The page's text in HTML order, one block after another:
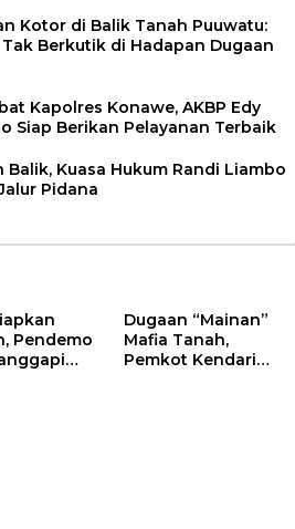
Kotor di Balik Tanah Puuwatu:
Tak Berkutik di Hadapan Dugaan
Kapolres Konawe, AKBP Edy
Siap Berikan Pelayanan Terbaik
Balik, Kuasa Hukum Randi Liambo
Pidana
Pendemo
Dugaan “Mainan”
Mafia Tanah,
Pemkot Kendari